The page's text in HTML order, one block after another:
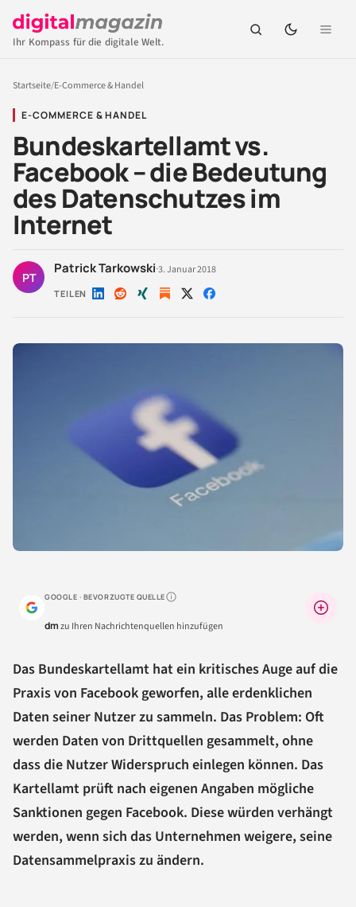
Ihr Kompass für die digitale Welt.
Startseite/E-Commerce & Handel
E-COMMERCE & HANDEL
Bundeskartellamt vs.
Facebook – die Bedeutung
des Datenschutzes im
Internet
PT
Patrick Tarkowski·3. Januar 2018
TEILEN Auf Auf Auf Auf Auf
GOOGLE · BEVORZUGTE QUELLEWarum lohnt sich das?
dmzu Ihren Nachrichtenquellen hinzufügen
Das Bundeskartellamt hat ein kritisches Auge auf die
Praxis von Facebook geworfen, alle erdenklichen
Daten seiner Nutzer zu sammeln. Das Problem: Oft
werden Daten von Drittquellen gesammelt, ohne
dass die Nutzer Widerspruch einlegen können. Das
Kartellamt prüft nach eigenen Angaben mögliche
Sanktionen gegen Facebook. Diese würden verhängt
werden, wenn sich das Unternehmen weigere, seine
Datensammelpraxis zu ändern.